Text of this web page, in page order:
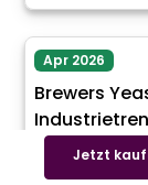
Apr 2026
Brewers
Jetzt